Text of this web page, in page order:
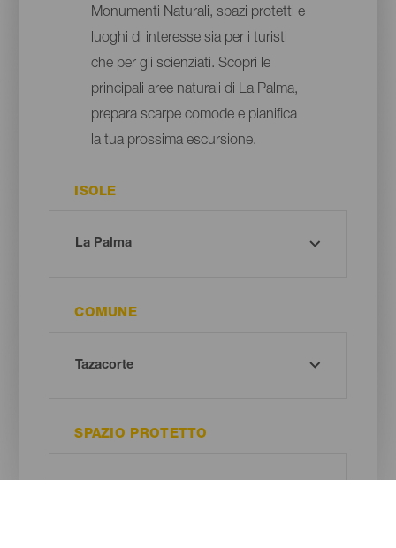
Monumenti Naturali, spazi protetti e
luoghi di interesse sia per i turisti
che per gli scienziati. Scopri le
principali aree naturali di La Palma,
prepara scarpe comode e pianifica
la tua prossima escursione.
ISOLE
COMUNE
SPAZIO PROTETTO